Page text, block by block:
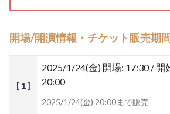
開場/開演情報・チケット販売期
[ 1 ]
2025/1/24(金) 開場: 17:30 / 開
20:00
2025/1/24(金) 20:00まで販売